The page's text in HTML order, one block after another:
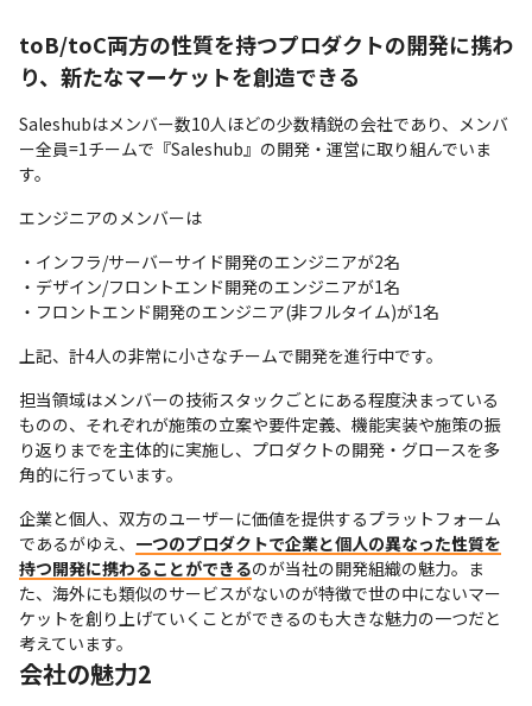
toB/toC両方の性質を持つプロダクトの開発に携わ
り、新たなマーケットを創造できる
Saleshubはメンバー数10人ほどの少数精鋭の会社であり、メンバ
ー全員=1チームで『Saleshub』の開発・運営に取り組んでいま
す。
エンジニアのメンバーは
・インフラ/サーバーサイド開発のエンジニアが2名
・デザイン/フロントエンド開発のエンジニアが1名
・フロントエンド開発のエンジニア(非フルタイム)が1名
上記、計4人の非常に小さなチームで開発を進行中です。
担当領域はメンバーの技術スタックごとにある程度決まっている
ものの、それぞれが施策の立案や要件定義、機能実装や施策の振
り返りまでを主体的に実施し、プロダクトの開発・グロースを多
角的に行っています。
企業と個人、双方のユーザーに価値を提供するプラットフォーム
であるがゆえ、 一つのプロダクトで企業と個人の異なった性質を
持つ開発に携わることができるのが当社の開発組織の魅力。ま
た、海外にも類似のサービスがないのが特徴で世の中にないマー
ケットを創り上げていくことができるのも大きな魅力の一つだと
考えています。
会社の魅力2